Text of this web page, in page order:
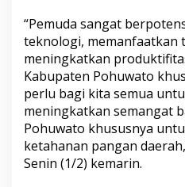
“Pemuda sangat
teknologi, memanfaatkan
meningkatkan
Kabupaten Pohuwato
perlu bagi kita semua
meningkatkan semangat
Pohuwato khususnya
ketahanan pangan
Senin (1/2) kemarin.